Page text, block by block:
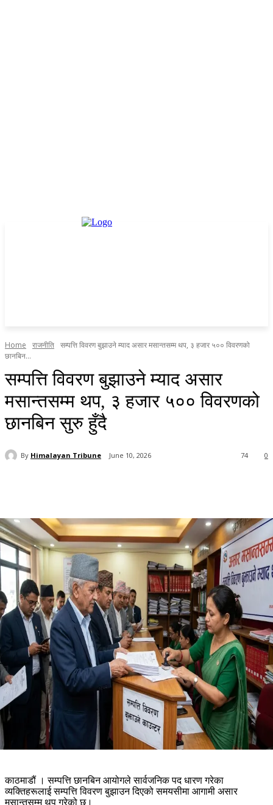
Home राजनीति सम्पत्ति विवरण बुझाउने म्याद असार मसान्तसम्म थप, ३ हजार ५०० विवरणको
छानबिन...
सम्पत्ति विवरण बुझाउने म्याद असार
मसान्तसम्म थप, ३ हजार ५०० विवरणको
छानबिन सुरु हुँदै
By Himalayan Tribune June 10, 2026 0
74
काठमाडौं । सम्पत्ति छानबिन आयोगले सार्वजनिक पद धारण गरेका
व्यक्तिहरूलाई सम्पत्ति विवरण बुझाउन दिएको समयसीमा आगामी असार
मसान्तसम्म थप गरेको छ।